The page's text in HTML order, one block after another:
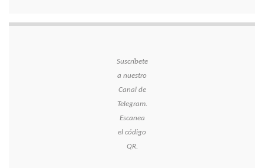
Suscríbete
a nuestro
Canal de
Telegram.
Escanea
el código
QR.